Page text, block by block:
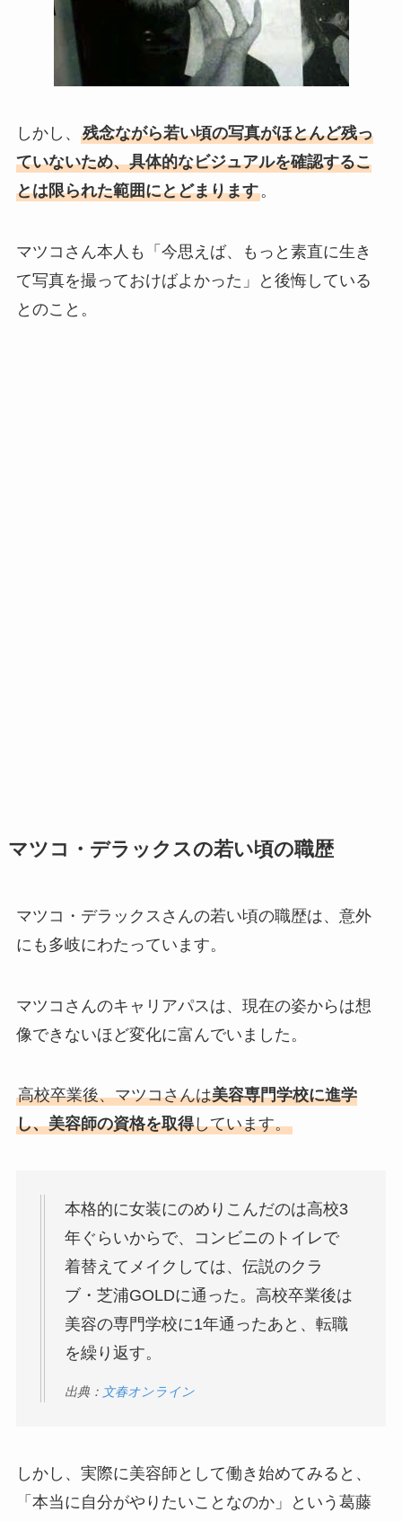
しかし、 残念ながら若い頃の写真がほとんど残っ
ていないため、具体的なビジュアルを確認するこ
とは限られた範囲にとどまります。
マツコさん本人も「今思えば、もっと素直に生き
て写真を撮っておけばよかった」と後悔している
とのこと。
マツコ・デラックスの若い頃の職歴
マツコ・デラックスさんの若い頃の職歴は、意外
にも多岐にわたっています。
マツコさんのキャリアパスは、現在の姿からは想
像できないほど変化に富んでいました。
高校卒業後、マツコさんは美容専門学校に進学
し、美容師の資格を取得しています。
本格的に女装にのめりこんだのは高校3
年ぐらいからで、コンビニのトイレで
着替えてメイクしては、伝説のクラ
ブ・芝浦GOLDに通った。高校卒業後は
美容の専門学校に1年通ったあと、転職
を繰り返す。
出典： 文春オンライン
しかし、実際に美容師として働き始めてみると、
「本当に自分がやりたいことなのか」という葛藤